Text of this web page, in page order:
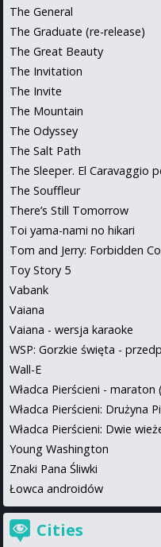
The General
The Graduate (re-release)
The Great Beauty
The Invitation
The Invite
The Mountain
The Odyssey
The Salt Path
The Sleeper. El Caravaggio
The Souffleur
There’s Still Tomorrow
Toi yama-nami no hikari
Tom and Jerry: Forbidden
Toy Story 5
Vabank
Vaiana
Vaiana - wersja karaoke
WSP: Gorzkie święta -
Wall-E
Władca Pierścieni - maraton
Władca Pierścieni: Drużyna
Władca Pierścieni: Dwie
Young Washington
Znaki Pana Śliwki
Łowca androidów
Cities